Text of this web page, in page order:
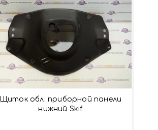
Щиток обл. приборной панели
нижний Skif